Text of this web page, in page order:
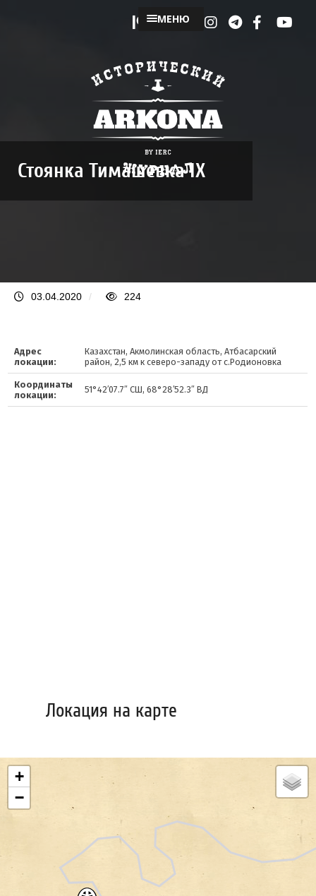
МЕНЮ
Стоянка Тимашевка IX
03.04.2020 / 224
Адрес
локации:
Казахстан, Акмолинская область, Атбасарский
район, 2,5 км к северо-западу от с.Родионовка
Координаты
локации:
51°42′07.7″ СШ, 68°28′52.3″ ВД
Локация на карте
+
−